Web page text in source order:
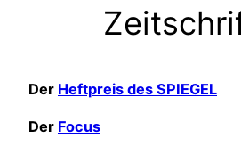
Der Heftpreis des SPIEGEL
Der Focus